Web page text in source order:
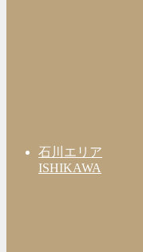
石川エリア
ISHIKAWA